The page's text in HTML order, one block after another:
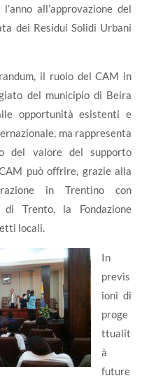
all’approvazione del
dei Residui Solidi Urbani
il ruolo del CAM in
del municipio di Beira
opportunità esistenti e
ma rappresenta
del valore del supporto
può offrire, grazie alla
in Trentino con
Trento, la Fondazione
locali.
In
previs
ioni di
proge
ttualit
à
future